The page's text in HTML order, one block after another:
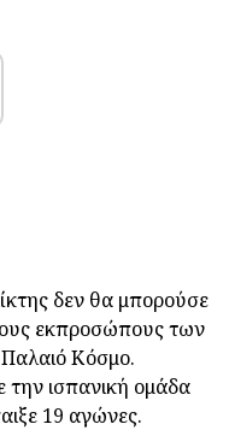
δεν θα μπορούσε
εκπροσώπους των
Κόσμο.
ισπανική ομάδα
19 αγώνες.